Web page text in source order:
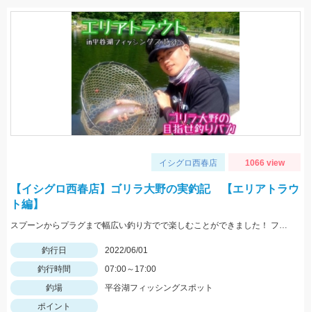
イシグロ西春店 1066 view
【イシグロ西春店】ゴリラ大野の実釣記 【エリアトラウ
ト編】
スプーンからプラグまで幅広い釣り方でで楽しむことができました！ ファミリーでも楽しめる管理釣り場にぜひ！
釣行日
2022/06/01
釣行時間
07:00～17:00
釣場
平谷湖フィッシングスポット
ポイント